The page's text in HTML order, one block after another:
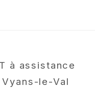
à assistance
le-Val